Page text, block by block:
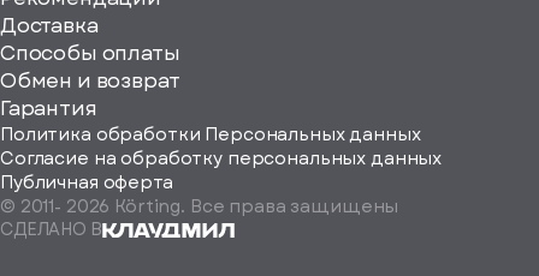
Доставка
Способы оплаты
Обмен и возврат
Гарантия
Политика обработки Персональных данных
Согласие на обработку персональных данных
Публичная оферта
© 2011- 2026 Körting. Все права защищены
СДЕЛАНО В
Определить